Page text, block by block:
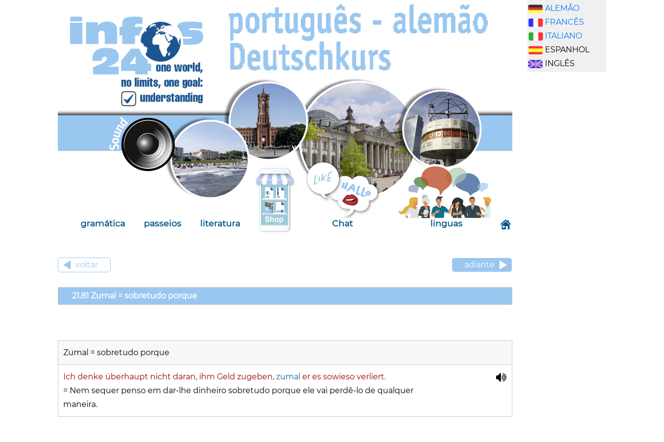
gramática passeios literatura Chat linguas
voltar adiante
21.81 Zumal = sobretudo porque
Zumal = sobretudo porque
Ich denke überhaupt nicht daran, ihm Geld zugeben, zumal er es sowieso verliert.
= Nem sequer penso em dar-lhe dinheiro sobretudo porque ele vai perdê-lo de qualquer
maneira.
ALEMÃO
FRANCÊS
ITALIANO
ESPANHOL
INGLÊS